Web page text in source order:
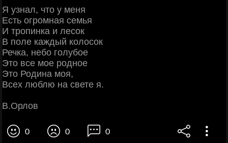
Я узнал, что у меня
Есть огромная семья
И тропинка и лесок
В поле каждый колосок
Речка, небо голубое
Это все мое родное
Это Родина моя,
Всех люблю на свете я.
В.Орлов
0 0 0